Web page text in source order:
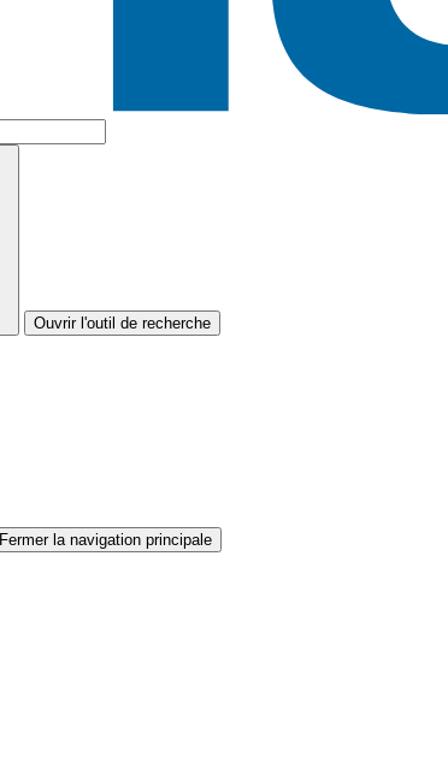
Ouvrir l'outil de recherche
Fermer la navigation principale